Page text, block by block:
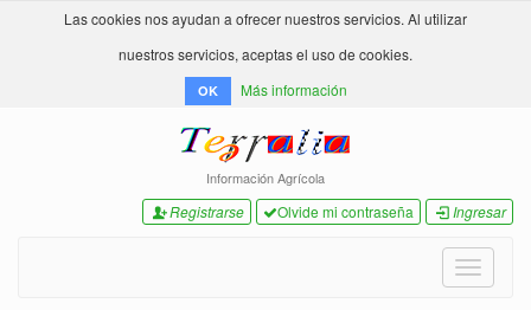
Las cookies nos ayudan a ofrecer nuestros servicios. Al utilizar
nuestros servicios, aceptas el uso de cookies.
OK Más información
Información Agrícola
Registrarse Olvide mi contraseña Ingresar
Toggle